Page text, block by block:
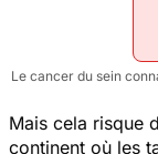
Le cancer du sein
Mais cela risque
continent où les